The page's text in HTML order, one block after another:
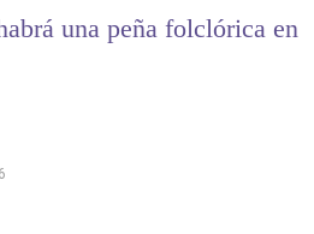
una peña folclórica en